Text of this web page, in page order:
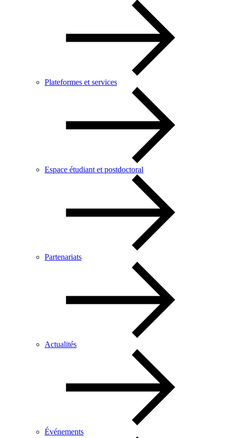
Plateformes et services
Espace étudiant et postdoctoral
Partenariats
Actualités
Événements